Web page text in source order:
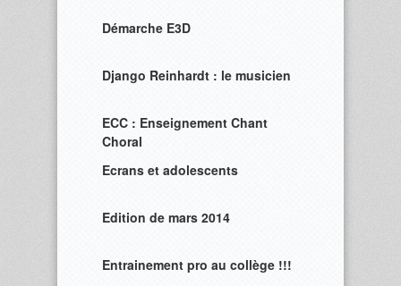
Démarche E3D
Django Reinhardt : le musicien
ECC : Enseignement Chant
Choral
Ecrans et adolescents
Edition de mars 2014
Entrainement pro au collège !!!